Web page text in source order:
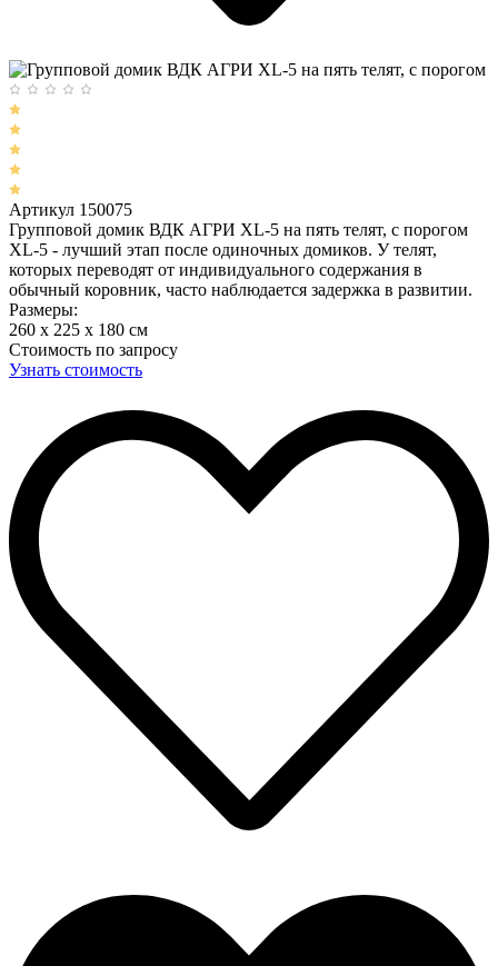
Артикул 150075
Групповой домик ВДК АГРИ XL-5 на пять телят, с порогом
XL-5 - лучший этап после одиночных домиков. У телят,
которых переводят от индивидуального содержания в
обычный коровник, часто наблюдается задержка в развитии.
Размеры:
260 x 225 x 180 cм
Стоимость по запросу
Узнать стоимость